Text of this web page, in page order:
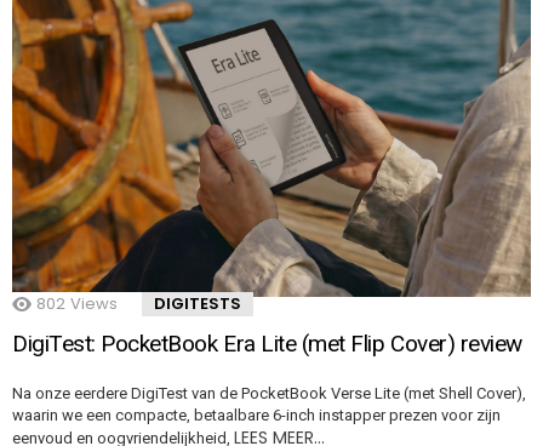
802 Views DIGITESTS
DigiTest: PocketBook Era Lite (met Flip Cover) review
Na onze eerdere DigiTest van de PocketBook Verse Lite (met Shell Cover),
waarin we een compacte, betaalbare 6-inch instapper prezen voor zijn
eenvoud en oogvriendelijkheid, LEES MEER…